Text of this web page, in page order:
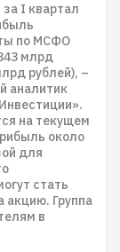
за I квартал
по МСФО
млрд
рублей), –
аналитик
на текущем
около
для
стать
акцию. Группа
в